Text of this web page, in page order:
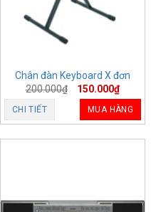
Chân đàn Keyboard X đơn
200.000₫ 150.000₫
CHI TIẾT MUA HÀNG